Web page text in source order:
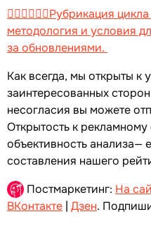
👉🏻👉🏻👉🏻Рубрикация
методология и условия
за обновлениями.
Как всегда, мы открыты к
заинтересованных
несогласия вы можете
Открытость к
объективность анализа—
составления нашего
Постмаркетинг: На
ВКонтакте | Дзен.